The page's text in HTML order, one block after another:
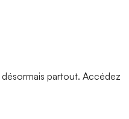
partout. Accédez